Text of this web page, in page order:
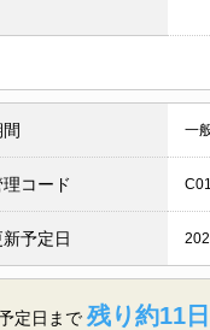
一
コード
予定日
定日まで 残り約11